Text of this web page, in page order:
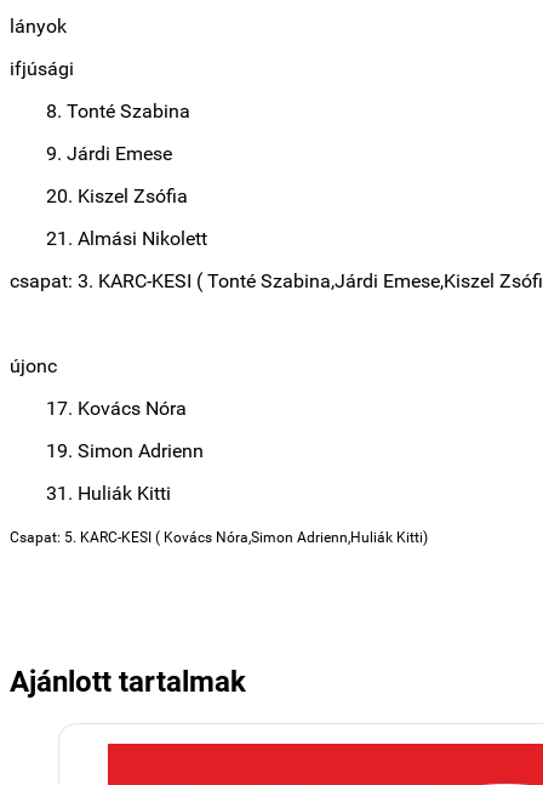
lányok
ifjúsági
8. Tonté Szabina
9. Járdi Emese
20. Kiszel Zsófia
21. Almási Nikolett
csapat: 3. KARC-KESI ( Tonté Szabina,Járdi Emese,Kiszel
újonc
17. Kovács Nóra
19. Simon Adrienn
31. Huliák Kitti
Csapat: 5. KARC-KESI ( Kovács Nóra,Simon Adrienn,Huliák Kitti)
Ajánlott tartalmak